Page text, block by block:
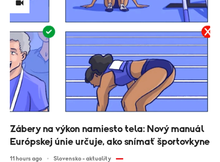
Zábery na výkon namiesto tela: Nový manuál
Európskej únie určuje, ako snímať športovkyne
11 hours ago Slovensko - aktuality